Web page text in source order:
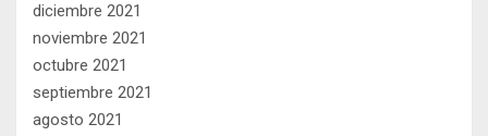
diciembre 2021
noviembre 2021
octubre 2021
septiembre 2021
agosto 2021